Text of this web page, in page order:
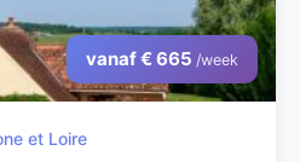
vanaf € 665 /week
et Loire